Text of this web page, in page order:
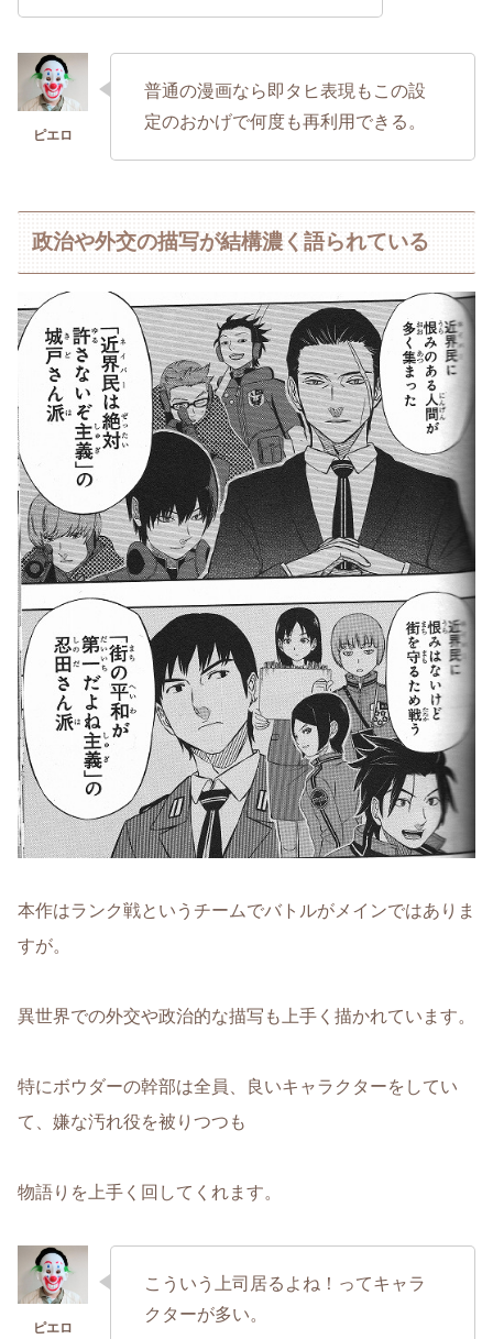
普通の漫画なら即タヒ表現もこの設
定のおかげで何度も再利用できる。
政治や外交の描写が結構濃く語られている
本作はランク戦というチームでバトルがメインではありま
すが。
異世界での外交や政治的な描写も上手く描かれています。
特にボウダーの幹部は全員、良いキャラクターをしてい
て、嫌な汚れ役を被りつつも
物語りを上手く回してくれます。
こういう上司居るよね！ってキャラ
クターが多い。